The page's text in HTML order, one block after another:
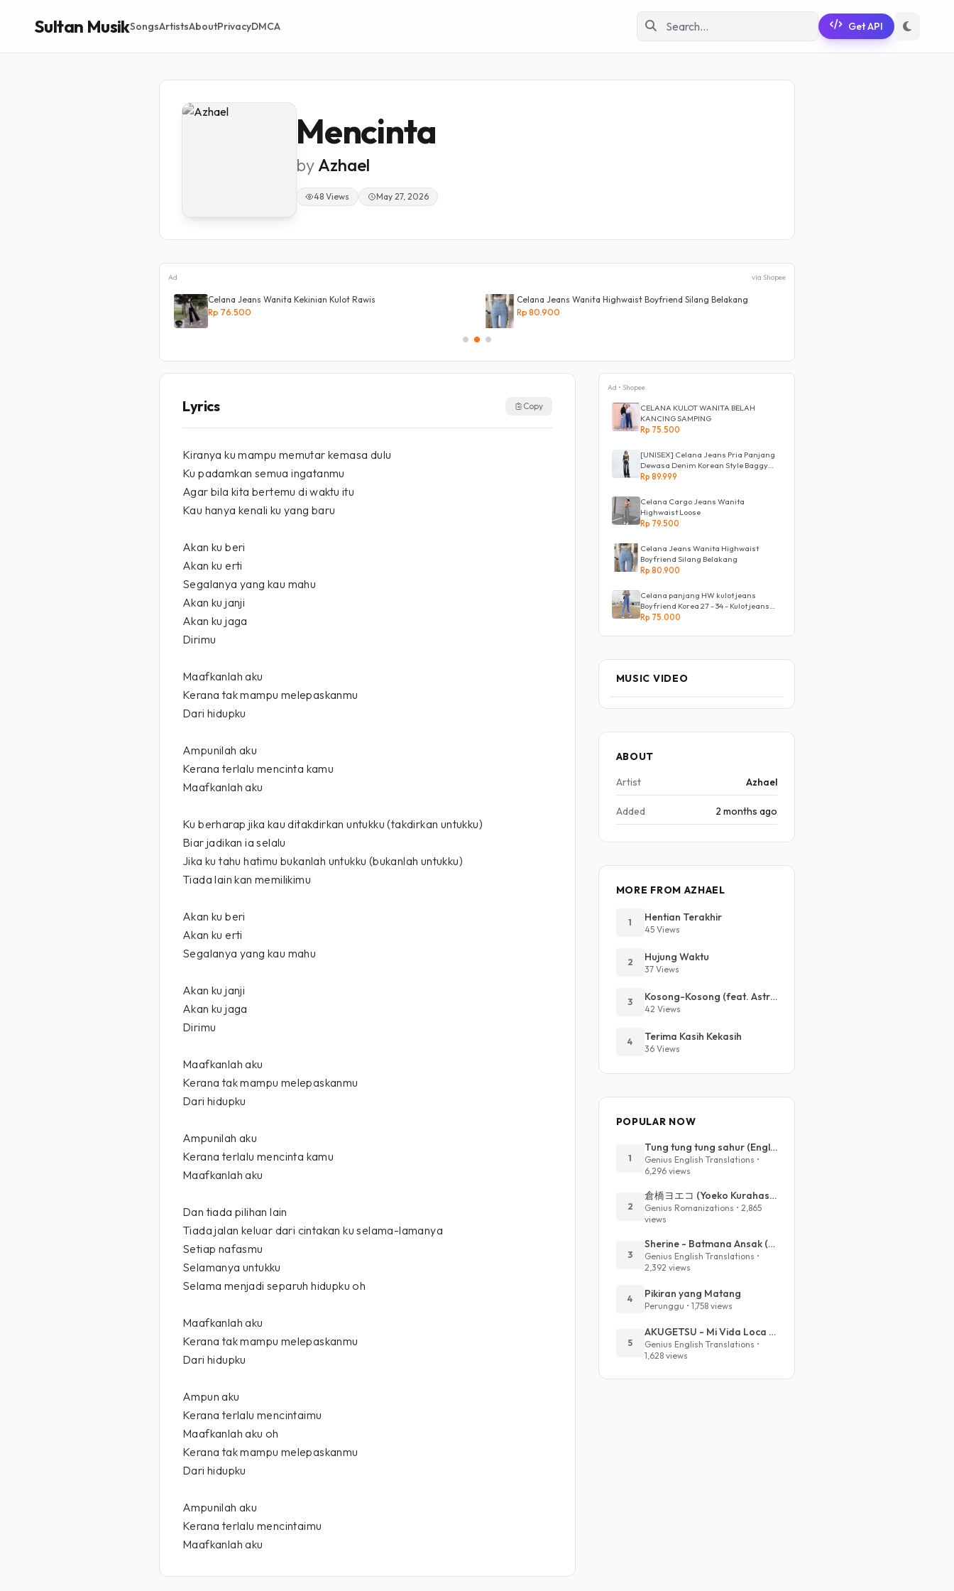
Sultan MusikSongsArtistsAboutPrivacyDMCA Get API
Mencinta
byAzhael
48 Views May 27, 2026
Ad via Shopee
Celana Jeans Wanita Kekinian Kulot Rawis
Rp 76.500
Celana Jeans Wanita Highwaist Boyfriend Silang Belakang
Rp 80.900
Lyrics Copy
Kiranya ku mampu memutar kemasa dulu
Ku padamkan semua ingatanmu
Agar bila kita bertemu di waktu itu
Kau hanya kenali ku yang baru
Akan ku beri
Akan ku erti
Segalanya yang kau mahu
Akan ku janji
Akan ku jaga
Dirimu
Maafkanlah aku
Kerana tak mampu melepaskanmu
Dari hidupku
Ampunilah aku
Kerana terlalu mencinta kamu
Maafkanlah aku
Ku berharap jika kau ditakdirkan untukku (takdirkan untukku)
Biar jadikan ia selalu
Jika ku tahu hatimu bukanlah untukku (bukanlah untukku)
Tiada lain kan memilikimu
Akan ku beri
Akan ku erti
Segalanya yang kau mahu
Akan ku janji
Akan ku jaga
Dirimu
Maafkanlah aku
Kerana tak mampu melepaskanmu
Dari hidupku
Ampunilah aku
Kerana terlalu mencinta kamu
Maafkanlah aku
Dan tiada pilihan lain
Tiada jalan keluar dari cintakan ku selama-lamanya
Setiap nafasmu
Selamanya untukku
Selama menjadi separuh hidupku oh
Maafkanlah aku
Kerana tak mampu melepaskanmu
Dari hidupku
Ampun aku
Kerana terlalu mencintaimu
Maafkanlah aku oh
Kerana tak mampu melepaskanmu
Dari hidupku
Ampunilah aku
Kerana terlalu mencintaimu
Maafkanlah aku
Ad • Shopee
CELANA KULOT WANITA BELAH
KANCING SAMPING
Rp 75.500
[UNISEX] Celana Jeans Pria Panjang
Dewasa Denim Korean Style Baggy
Pants Jeans HighWaist Murah
Rp 89.999
Celana Cargo Jeans Wanita
Highwaist Loose
Rp 79.500
Celana Jeans Wanita Highwaist
Boyfriend Silang Belakang
Rp 80.900
Celana panjang HW kulot jeans
Boyfriend Korea 27 - 34 - Kulot jeans
LOVE
Rp 75.000
MUSIC VIDEO
ABOUT
Artist
Azhael
Added 2 months ago
MORE FROM AZHAEL
1 Hentian Terakhir
45 Views
2 Hujung Waktu
37 Views
3 Kosong-Kosong (feat. Astro Radio All Stars)
42 Views
4 Terima Kasih Kekasih
36 Views
POPULAR NOW
1
Tung tung tung sahur (English Translation)
Genius English Translations •
6,296 views
2
倉橋ヨエコ (Yoeko Kurahashi) - 沈める街 (Sinking Town) (Romanized)
Genius Romanizations • 2,865
views
3
Sherine - Batmana Ansak (English Translation)
Genius English Translations •
2,392 views
4 Pikiran yang Matang
Perunggu • 1,758 views
5
AKUGETSU - Mi Vida Loca (VIVINOS - ALNST Sub : Till Part.1)
Genius English Translations •
1,628 views